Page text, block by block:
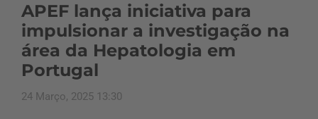
APEF lança iniciativa para
impulsionar a investigação na
área da Hepatologia em
Portugal
24 Março, 2025 13:30